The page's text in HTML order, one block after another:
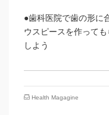
●歯科医院で歯の形に
ウスピースを作って
しよう
Health Magagine